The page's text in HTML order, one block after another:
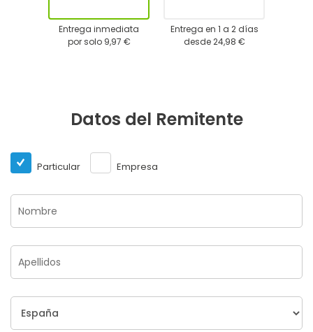
Entrega inmediata
por solo 9,97 €
Entrega en 1 a 2 días
desde 24,98 €
Datos del Remitente
Particular Empresa